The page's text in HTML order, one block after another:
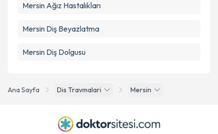
Ana Sayfa Dis Travmalari Mersin
Mersin Ağız Hastalıkları
Mersin Diş Beyazlatma
Mersin Diş Dolgusu